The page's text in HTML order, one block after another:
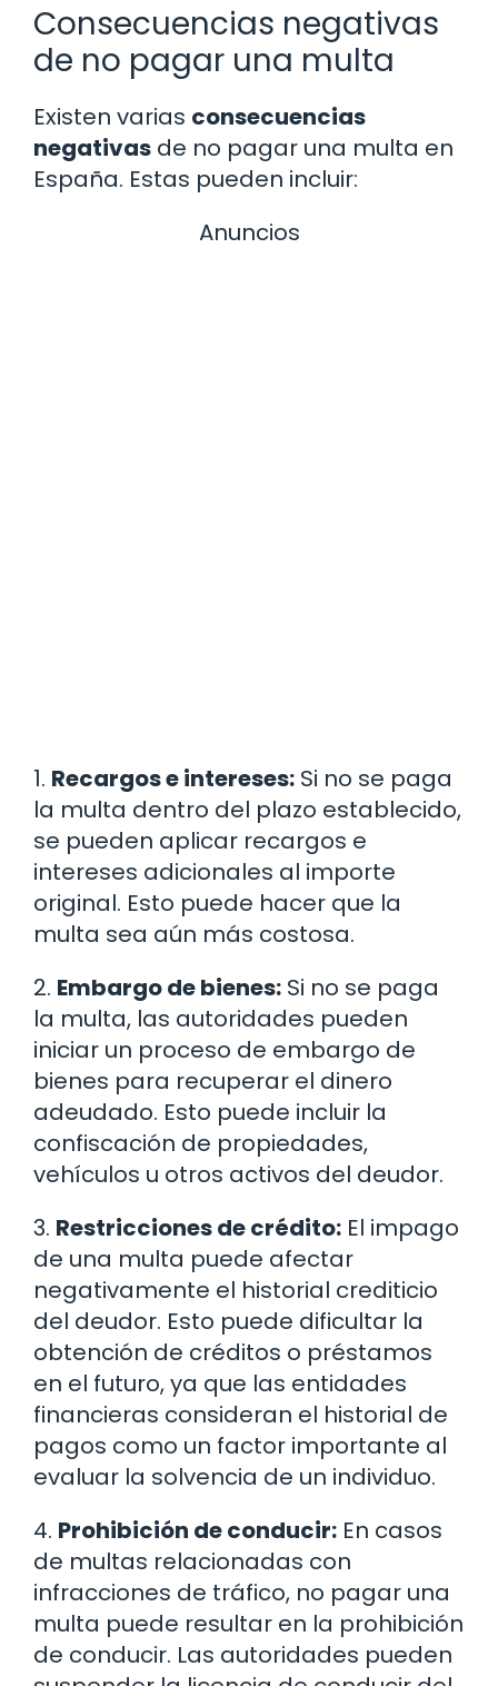
Consecuencias negativas
de no pagar una multa
Existen varias consecuencias
negativas de no pagar una multa en
España. Estas pueden incluir:
Anuncios
1. Recargos e intereses: Si no se paga
la multa dentro del plazo establecido,
se pueden aplicar recargos e
intereses adicionales al importe
original. Esto puede hacer que la
multa sea aún más costosa.
2. Embargo de bienes: Si no se paga
la multa, las autoridades pueden
iniciar un proceso de embargo de
bienes para recuperar el dinero
adeudado. Esto puede incluir la
confiscación de propiedades,
vehículos u otros activos del deudor.
3. Restricciones de crédito: El impago
de una multa puede afectar
negativamente el historial crediticio
del deudor. Esto puede dificultar la
obtención de créditos o préstamos
en el futuro, ya que las entidades
financieras consideran el historial de
pagos como un factor importante al
evaluar la solvencia de un individuo.
4. Prohibición de conducir: En casos
de multas relacionadas con
infracciones de tráfico, no pagar una
multa puede resultar en la prohibición
de conducir. Las autoridades pueden